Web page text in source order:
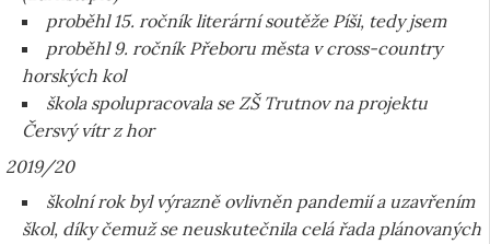
proběhl 15. ročník literární soutěže Píši, tedy jsem
proběhl 9. ročník Přeboru města v cross-country
horských kol
škola spolupracovala se ZŠ Trutnov na projektu
Čersvý vítr z hor
2019/20
školní rok byl výrazně ovlivněn pandemií a uzavřením
škol, díky čemuž se neuskutečnila celá řada plánovaných